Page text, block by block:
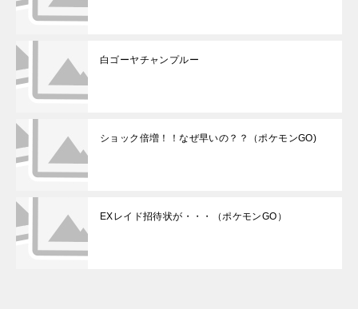
白ゴーヤチャンプルー
ショック倍増！！なぜ早いの？？（ポケモンGO)
EXレイド招待状が・・・（ポケモンGO）